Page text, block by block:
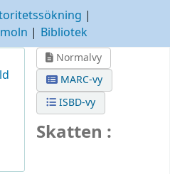
Bibliotek
Normalvy
MARC-vy
ISBD-vy
Skatten :